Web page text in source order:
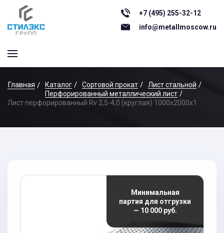
+7 (495) 255-32-12
info@metallmoscow.ru
Главная Каталог Сортовой прокат
Лист стальной
Перфорированный металлический лист
Лист перфорированный Rv 2,5-4,0 (круглая) 1000х2000x1
Минимальная
партия для отгрузки
— 10 000 руб.